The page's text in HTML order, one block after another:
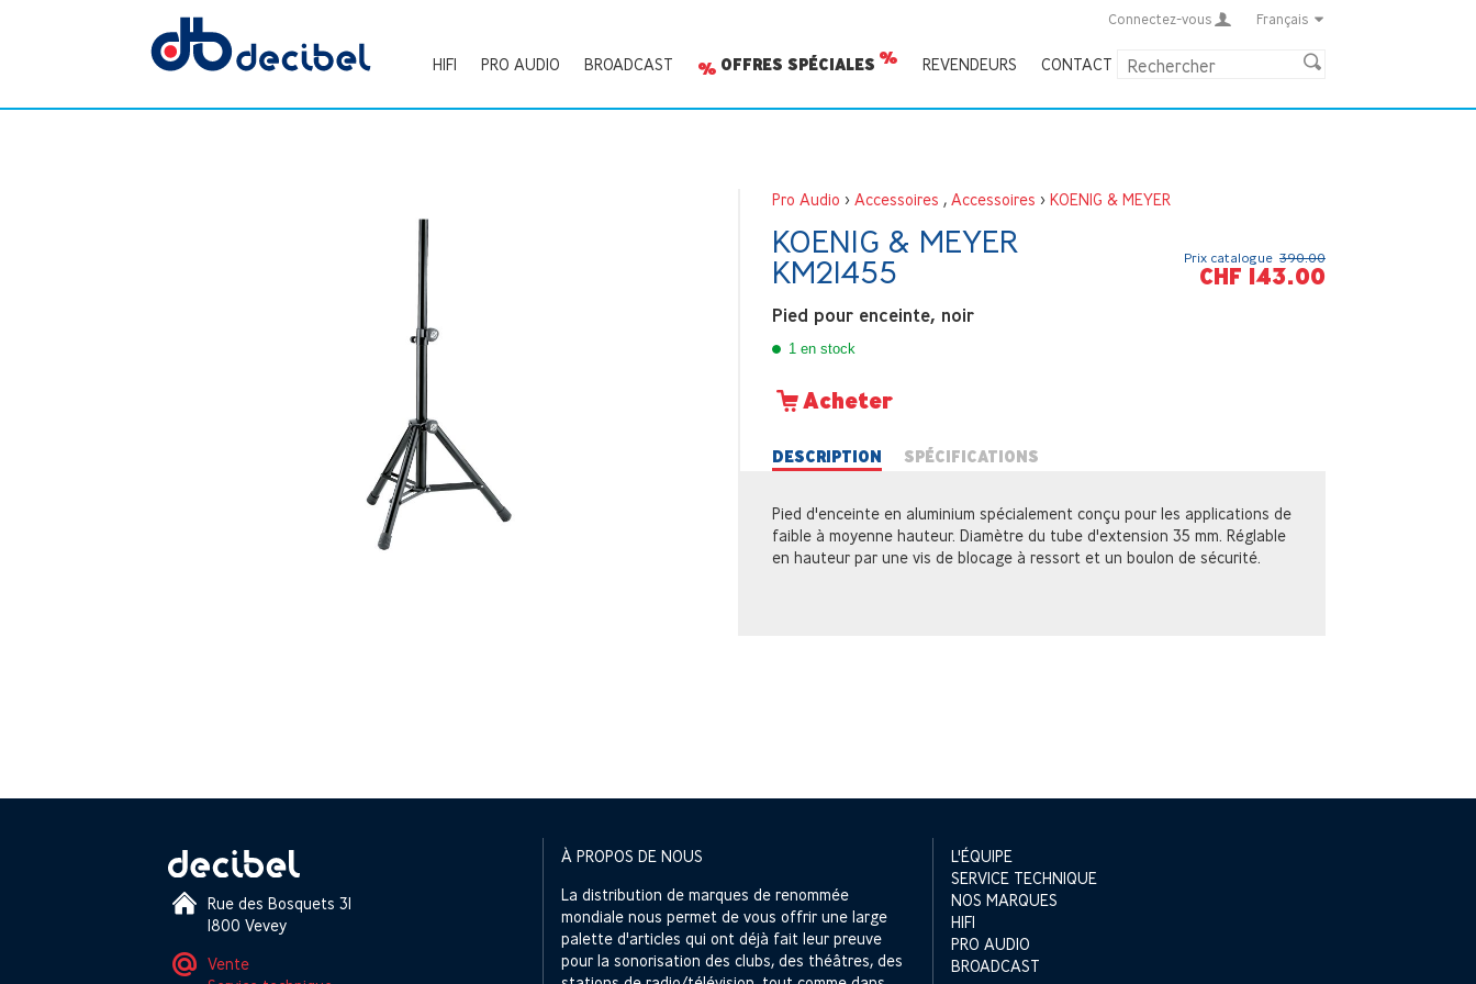
Connectez-vous Français
HIFI PRO AUDIO BROADCAST OFFRES SPÉCIALES REVENDEURS CONTACT
Pro Audio > Accessoires , Accessoires > KOENIG & MEYER
KOENIG & MEYER
KM21455
Pied pour enceinte, noir
1 en stock
Acheter
Prix catalogue 390.00
CHF 143.00
DESCRIPTION SPÉCIFICATIONS
Pied d'enceinte en aluminium spécialement conçu pour les applications de
faible à moyenne hauteur. Diamètre du tube d'extension 35 mm. Réglable
en hauteur par une vis de blocage à ressort et un boulon de sécurité.
Rue des Bosquets 31
1800 Vevey
Vente
À PROPOS DE NOUS
La distribution de marques de renommée
mondiale nous permet de vous offrir une large
palette d'articles qui ont déjà fait leur preuve
pour la sonorisation des clubs, des théâtres, des
L'ÉQUIPE
SERVICE TECHNIQUE
NOS MARQUES
HIFI
PRO AUDIO
BROADCAST